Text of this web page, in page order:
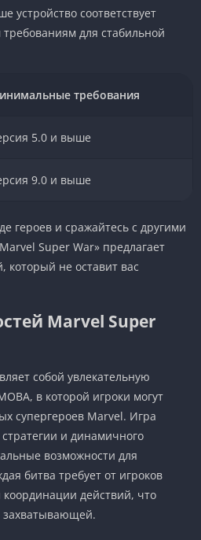
устройство соответствует
для стабильной
требования
5.0 и выше
9.0 и выше
героев и сражайтесь с другими
Super War» предлагает
не оставит вас
Marvel Super
собой увлекательную
в которой игроки могут
супергероев Marvel. Игра
и динамичного
возможности для
битва требует от игроков
действий, что
захватывающей.